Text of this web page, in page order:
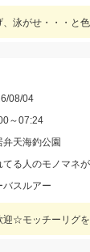
08/04
～07:24
弁天海釣公園
てる人のモノマネ
バスルアー